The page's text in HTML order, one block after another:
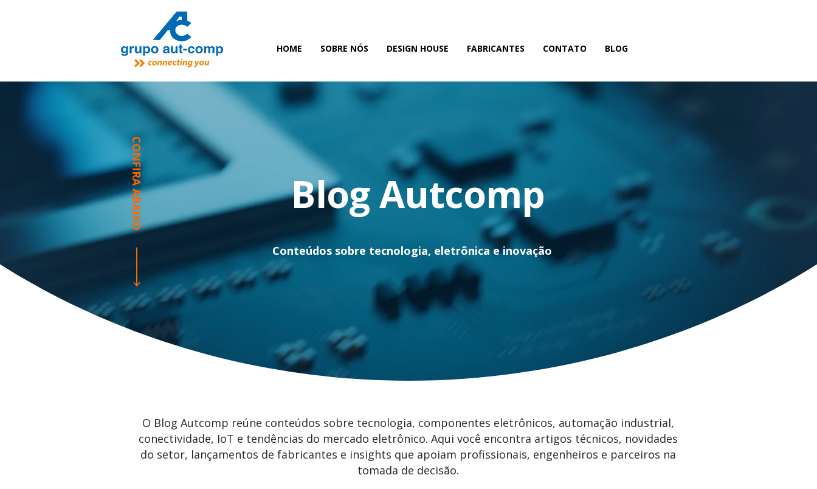
HOME SOBRE NÓS DESIGN HOUSE FABRICANTES CONTATO BLOG
Blog Autcomp
CONFIRA ABAIXO
Conteúdos sobre tecnologia, eletrônica e inovação
O Blog Autcomp reúne conteúdos sobre tecnologia, componentes eletrônicos, automação industrial,
conectividade, IoT e tendências do mercado eletrônico. Aqui você encontra artigos técnicos, novidades
do setor, lançamentos de fabricantes e insights que apoiam profissionais, engenheiros e parceiros na
tomada de decisão.